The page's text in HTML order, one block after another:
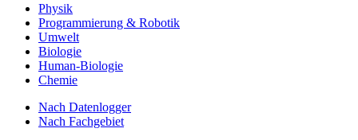
Physik
Programmierung & Robotik
Umwelt
Biologie
Human-Biologie
Chemie
Nach Datenlogger
Nach Fachgebiet